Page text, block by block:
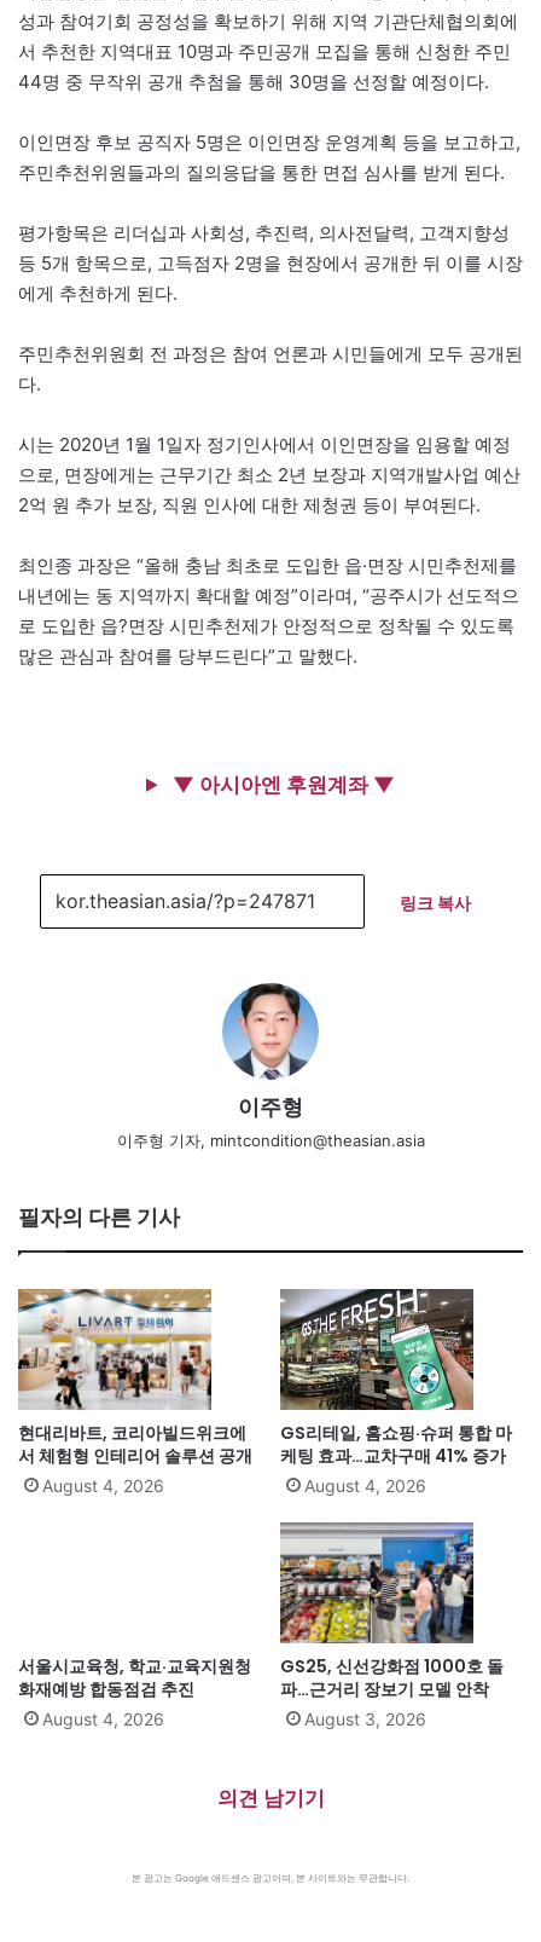
성과 참여기회 공정성을 확보하기 위해 지역 기관단체협의회에
서 추천한 지역대표 10명과 주민공개 모집을 통해 신청한 주민
44명 중 무작위 공개 추첨을 통해 30명을 선정할 예정이다.
이인면장 후보 공직자 5명은 이인면장 운영계획 등을 보고하고,
주민추천위원들과의 질의응답을 통한 면접 심사를 받게 된다.
평가항목은 리더십과 사회성, 추진력, 의사전달력, 고객지향성
등 5개 항목으로, 고득점자 2명을 현장에서 공개한 뒤 이를 시장
에게 추천하게 된다.
주민추천위원회 전 과정은 참여 언론과 시민들에게 모두 공개된
다.
시는 2020년 1월 1일자 정기인사에서 이인면장을 임용할 예정
으로, 면장에게는 근무기간 최소 2년 보장과 지역개발사업 예산
2억 원 추가 보장, 직원 인사에 대한 제청권 등이 부여된다.
최인종 과장은 “올해 충남 최초로 도입한 읍·면장 시민추천제를
내년에는 동 지역까지 확대할 예정”이라며, “공주시가 선도적으
로 도입한 읍?면장 시민추천제가 안정적으로 정착될 수 있도록
많은 관심과 참여를 당부드린다”고 말했다.
▼ 아시아엔 후원계좌 ▼
링크 복사
이주형
이주형 기자, mintcondition@theasian.asia
필자의 다른 기사
현대리바트, 코리아빌드위크에
서 체험형 인테리어 솔루션 공개
August 4, 2026
GS리테일, 홈쇼핑·슈퍼 통합 마
케팅 효과…교차구매 41% 증가
August 4, 2026
서울시교육청, 학교·교육지원청
화재예방 합동점검 추진
August 4, 2026
GS25, 신선강화점 1000호 돌
파…근거리 장보기 모델 안착
August 3, 2026
의견 남기기
본 광고는 Google 애드센스 광고이며, 본 사이트와는 무관합니다.